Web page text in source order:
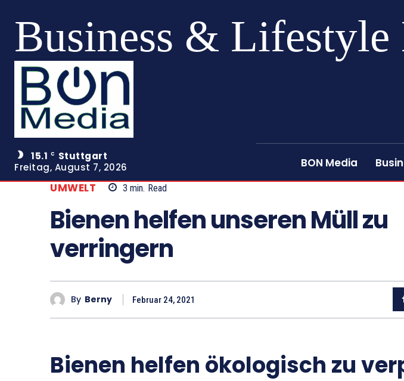
Business & Lifestyle
15.1 C
Stuttgart
Freitag, August 7, 2026
BON Media
UMWELT 3 min. Read
Bienen helfen unseren Müll zu
verringern
By Berny Februar 24, 2021
Bienen helfen ökologisch zu